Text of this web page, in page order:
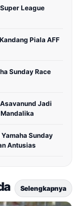
League
Piala AFF
Sunday Race
Jadi
Sunday
Antusias
Selengkapnya